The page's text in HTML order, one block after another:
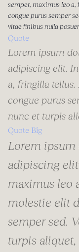
semper, maximus leo
congue purus semper
vitae finibus nulla
Quote
Lorem ipsum
adipiscing elit.
a, fringilla
congue purus
nunc et turpis
Quote Big
Lorem ipsum
adipiscing
maximus leo
molestie elit
semper sed.
turpis